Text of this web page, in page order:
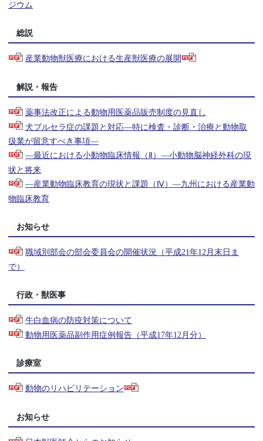
ジウム
総説
産業動物獣医療における生産獣医療の展開
解説・報告
薬事法改正による動物用医薬品販売制度の見直し
犬ブルセラ症の課題と対応―特に検査・診断・治療と動物取
扱業が留意すべき事項―
―最近における小動物臨床情報（Ⅱ）―小動物脳神経外科の現
状と将来
―産業動物臨床教育の現状と課題（Ⅳ）―九州における産業動
物臨床教育
お知らせ
職域別部会の部会委員会の開催状況（平成21年12月末日ま
で）
行政・獣医事
牛白血病の防疫対策について
動物用医薬品副作用症例報告（平成17年12月分）
診療室
動物のリハビリテーション
お知らせ